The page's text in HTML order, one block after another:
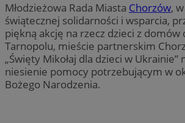
Młodzieżowa Rada Miasta Chorzów,
świątecznej solidarności i wsparcia,
piękną akcję na rzecz dzieci z domów
Tarnopolu, mieście partnerskim
„Święty Mikołaj dla dzieci w Ukrainie”
niesienie pomocy potrzebującym w
Bożego Narodzenia.